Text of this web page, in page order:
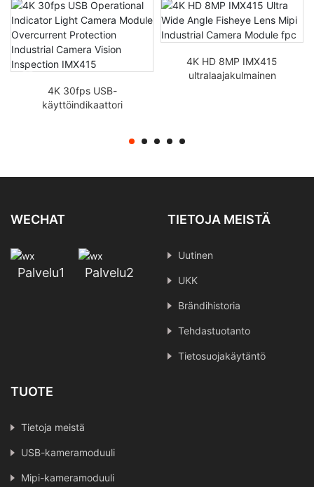
4K 30fps USB-
käyttöindikaattori
4K HD 8MP IMX415
ultralaajakulmainen
WECHAT
Palvelu1 Palvelu2
TIETOJA MEISTÄ
Uutinen
UKK
Brändihistoria
Tehdastuotanto
Tietosuojakäytäntö
TUOTE
Tietoja meistä
USB-kameramoduuli
Mipi-kameramoduuli